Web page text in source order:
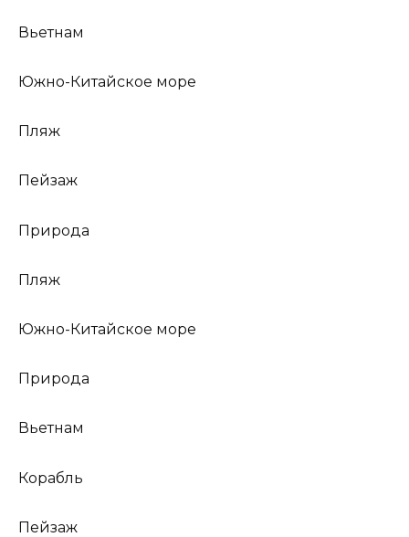
Вьетнам
Южно-Китайское море
Пляж
Пейзаж
Природа
Пляж
Южно-Китайское море
Природа
Вьетнам
Корабль
Пейзаж